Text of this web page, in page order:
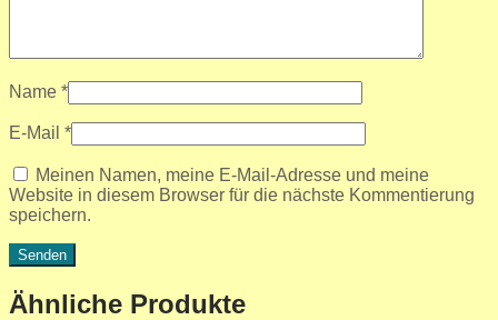
Name *
E-Mail *
Meinen Namen, meine E-Mail-Adresse und meine
Website in diesem Browser für die nächste Kommentierung
speichern.
Ähnliche Produkte